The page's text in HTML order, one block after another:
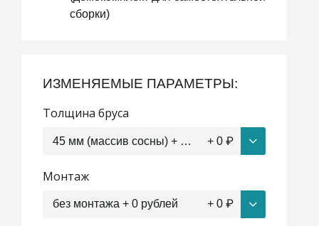
сборки)
ИЗМЕНЯЕМЫЕ ПАРАМЕТРЫ:
Толщина бруса
45 мм (массив сосны) + 0 рублей + 0 ₽
Монтаж
без монтажа + 0 рублей + 0 ₽